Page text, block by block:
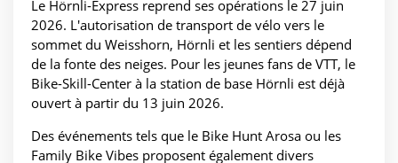
Le Hörnli-Express reprend ses opérations le 27 juin
2026. L'autorisation de transport de vélo vers le
sommet du Weisshorn, Hörnli et les sentiers dépend
de la fonte des neiges. Pour les jeunes fans de VTT, le
Bike-Skill-Center à la station de base Hörnli est déjà
ouvert à partir du 13 juin 2026.
Des événements tels que le Bike Hunt Arosa ou les
Family Bike Vibes proposent également divers